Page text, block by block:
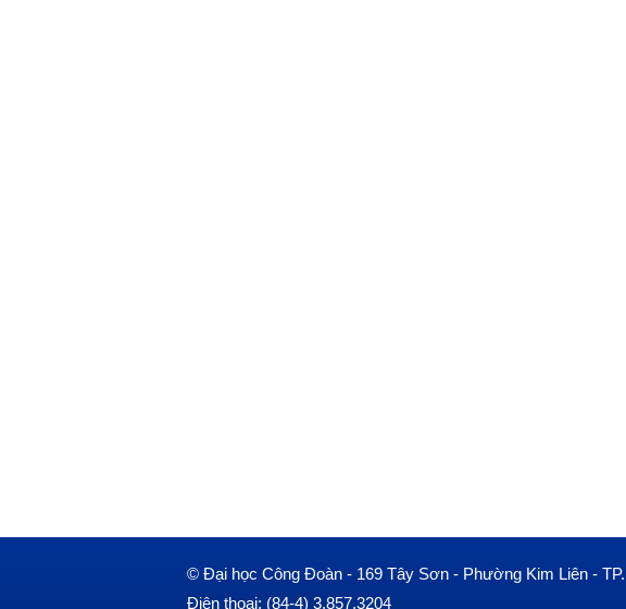
© Đại học Công Đoàn - 169 Tây Sơn - Phường Kim Liên -
Điện thoại: (84-4) 3.857.3204